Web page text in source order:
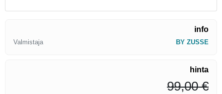
info
Valmistaja BY ZUSSE
hinta
99,00 €